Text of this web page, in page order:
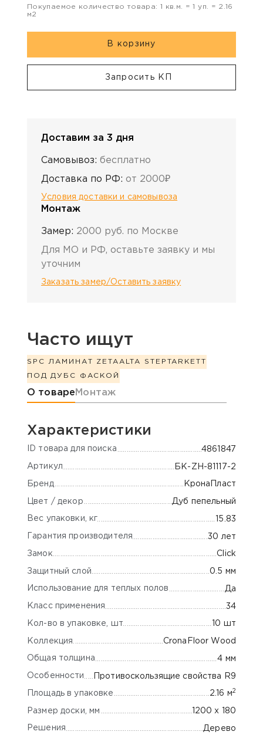
Покупаемое количество товара: 1 кв.м. =1 уп. = 2.16
м2
В корзину
Запросить КП
Доставим за 3 дня
Самовывоз: бесплатно
Доставка по РФ: от 2000₽
Условия доставки и самовывоза
Монтаж
Замер: 2000 руб. по Москве
Для МО и РФ, оставьте заявку и мы
уточним
Заказать замер/Оставить заявку
Часто ищут
SPC ЛАМИНАТ ZETAALTA STEP TARKETT
ПОД ДУБ С ФАСКОЙ
Информация о товаре
О товаре Монтаж
Характеристики
ID товара для поиска 4861847
Артикул БК-ZH-81117-2
Бренд КронаПласт
Цвет / декор Дуб пепельный
Вес упаковки, кг 15.83
Гарантия производителя 30 лет
Замок Click
Защитный слой 0.5 мм
Использование для теплых полов Да
Класс применения 34
Кол-во в упаковке, шт 10 шт
Коллекция CronaFloor Wood
Общая толщина 4 мм
Особенности Противоскользящие свойства R9
Площадь в упаковке 2.16 м 2
Размер доски, мм 1200 х 180
Решения Дерево